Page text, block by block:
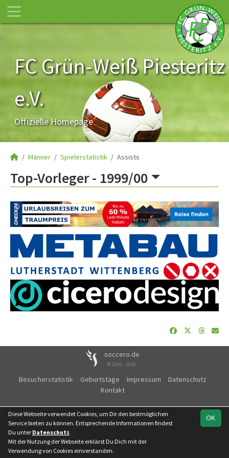
FC Grün-Weiß Piesteritz
e.V.
Offizielle Homepage
Männer Spielerstatistik Assists
Top-Vorleger - 1999/00
soccero.de
© 2006 - 2026
Besucherstatistik Geburtstage Impressum
Datenschutz
Kontakt
OK
Diese Webseite verwendet Cookies, um Dir den bestmöglichen
Service bieten zu können. Entsprechende Informationen findest
Du unter Datenschutz.
Mit der Nutzung der Webseite erklärst Du Dich mit der
Verwendung von Cookies einverstanden.